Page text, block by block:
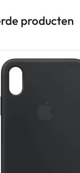
producten